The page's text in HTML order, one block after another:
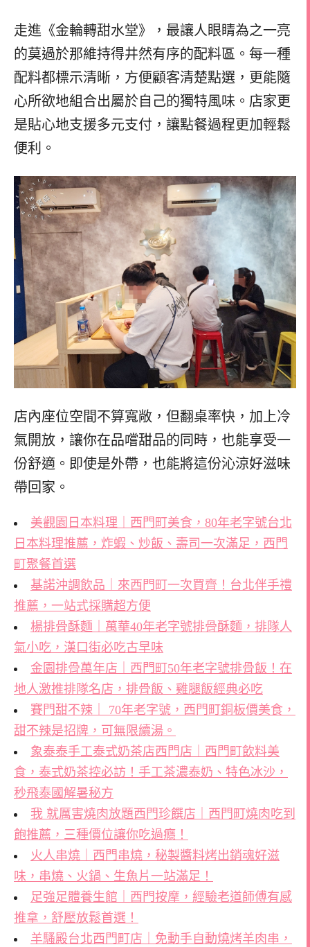
走進《金輪轉甜水堂》，最讓人眼睛為之一亮
的莫過於那維持得井然有序的配料區。每一種
配料都標示清晰，方便顧客清楚點選，更能隨
心所欲地組合出屬於自己的獨特風味。店家更
是貼心地支援多元支付，讓點餐過程更加輕鬆
便利。
店內座位空間不算寬敞，但翻桌率快，加上冷
氣開放，讓你在品嚐甜品的同時，也能享受一
份舒適。即使是外帶，也能將這份沁涼好滋味
帶回家。
美觀園日本料理｜西門町美食，80年老字號台北
日本料理推薦，炸蝦、炒飯、壽司一次滿足，西門
町聚餐首選
基諾沖調飲品｜來西門町一次買齊！台北伴手禮
推薦，一站式採購超方便
楊排骨酥麵｜萬華40年老字號排骨酥麵，排隊人
氣小吃，漢口街必吃古早味
金園排骨萬年店｜西門町50年老字號排骨飯！在
地人激推排隊名店，排骨飯、雞腿飯經典必吃
賽門甜不辣｜ 70年老字號，西門町銅板價美食，
甜不辣是招牌，可無限續湯。
象泰泰手工泰式奶茶店西門店｜西門町飲料美
食，泰式奶茶控必訪！手工茶濃泰奶、特色冰沙，
秒飛泰國解暑秘方
我 就厲害燒肉放題西門珍饌店｜西門町燒肉吃到
飽推薦，三種價位讓你吃過癮！
火人串燒｜西門串燒，秘製醬料烤出銷魂好滋
味，串燒、火鍋、生魚片一站滿足！
足強足體養生館｜西門按摩，經驗老道師傅有感
推拿，舒壓放鬆首選！
羊騷殿台北西門町店｜免動手自動燒烤羊肉串，